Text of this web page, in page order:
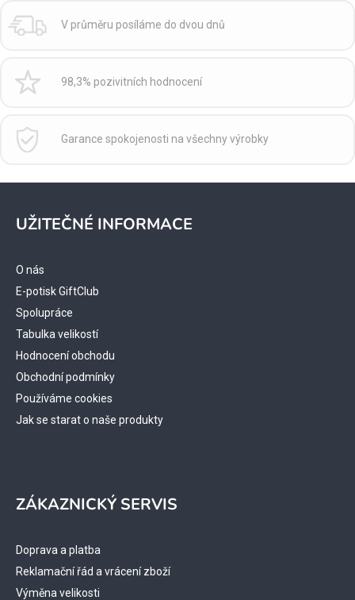
V průměru posíláme do dvou dnů
98,3% pozivitních hodnocení
Garance spokojenosti na všechny výrobky
UŽITEČNÉ INFORMACE
O nás
E-potisk GiftClub
Spolupráce
Tabulka velikostí
Hodnocení obchodu
Obchodní podmínky
Používáme cookies
Jak se starat o naše produkty
ZÁKAZNICKÝ SERVIS
Doprava a platba
Reklamační řád a vrácení zboží
Výměna velikosti